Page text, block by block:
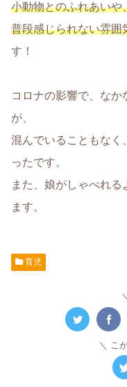
小動物とのふれあいや
普段感じられない雰囲
す！
コロナの影響で、なか
が、
混んでいることもなく
ったです。
また、娘がしゃべれ
ます。
育児
こ